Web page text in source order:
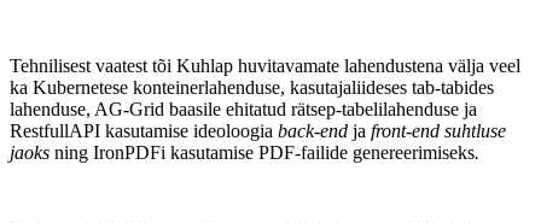
Tehnilisest vaatest tõi Kuhlap huvitavamate lahendustena välja veel
ka Kubernetese konteinerlahenduse, kasutajaliideses tab-tabides
lahenduse, AG-Grid baasile ehitatud rätsep-tabelilahenduse ja
RestfullAPI kasutamise ideoloogia back-end ja front-end suhtluse
jaoks ning IronPDFi kasutamise PDF-failide genereerimiseks.